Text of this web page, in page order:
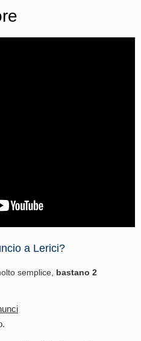
a Lerici?
semplice, bastano 2